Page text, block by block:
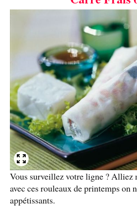
Vous surveillez votre ligne ? Alliez
avec ces rouleaux de printemps on
appétissants.